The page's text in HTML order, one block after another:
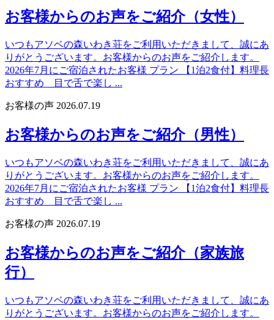
お客様からのお声をご紹介（女性）
いつもアソベの森いわき荘をご利用いただきまして、誠にあ
りがとうございます。お客様からのお声をご紹介します。
2026年7月にご宿泊されたお客様 プラン 【1泊2食付】料理長
おすすめ 目で舌で楽し ...
お客様の声 2026.07.19
お客様からのお声をご紹介（男性）
いつもアソベの森いわき荘をご利用いただきまして、誠にあ
りがとうございます。お客様からのお声をご紹介します。
2026年7月にご宿泊されたお客様 プラン 【1泊2食付】料理長
おすすめ 目で舌で楽し ...
お客様の声 2026.07.19
お客様からのお声をご紹介（家族旅
行）
いつもアソベの森いわき荘をご利用いただきまして、誠にあ
りがとうございます。お客様からのお声をご紹介します。